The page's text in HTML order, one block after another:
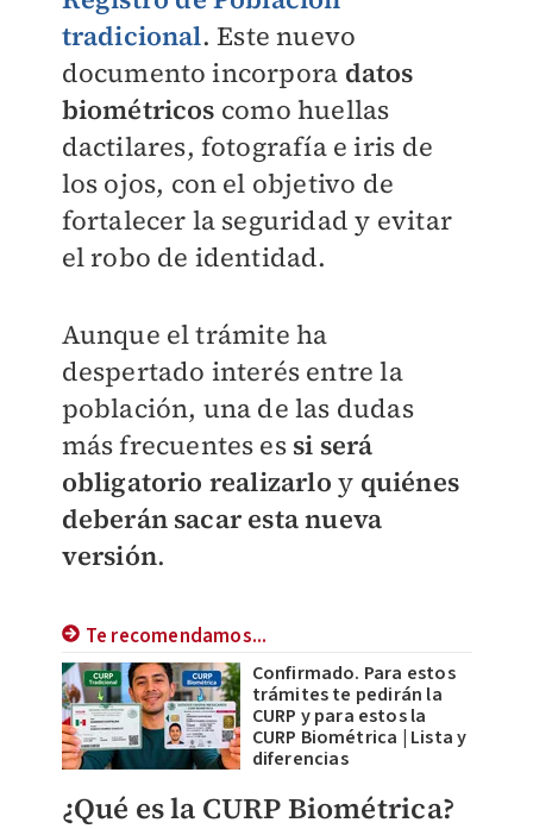
tradicional. Este nuevo
documento incorpora datos
biométricos como huellas
dactilares, fotografía e iris de
los ojos, con el objetivo de
fortalecer la seguridad y evitar
el robo de identidad.
Aunque el trámite ha
despertado interés entre la
población, una de las dudas
más frecuentes es si será
obligatorio realizarlo y quiénes
deberán sacar esta nueva
versión.
Te recomendamos...
Confirmado. Para estos
trámites te pedirán la
CURP y para estos la
CURP Biométrica | Lista y
diferencias
¿Qué es la CURP Biométrica?